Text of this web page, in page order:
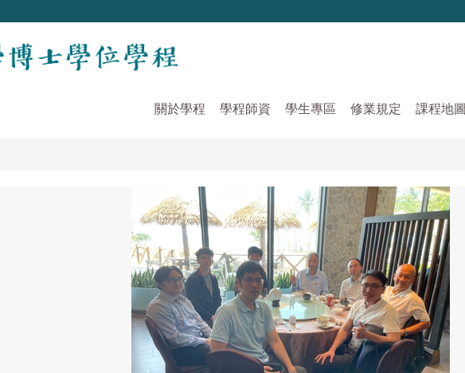
關於學程 學程師資 學生專區 修業規定 課程地圖